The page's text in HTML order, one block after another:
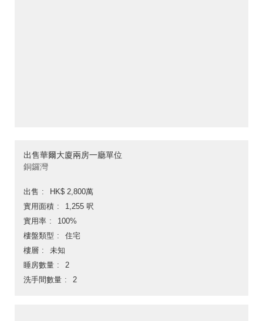
出售華爾大廈兩房一廳單位
銅鑼灣
出售
HK$ 2,800萬
實用面積
1,255 呎
實用率
100%
樓盤類型
住宅
樓層
未知
睡房數量
2
洗手間數量
2